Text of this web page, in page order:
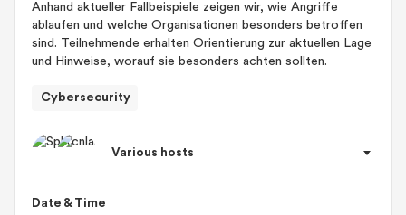
Anhand aktueller Fallbeispiele zeigen wir, wie Angriffe
ablaufen und welche Organisationen besonders betroffen
sind. Teilnehmende erhalten Orientierung zur aktuellen Lage
und Hinweise, worauf sie besonders achten sollten.
Cybersecurity
Various hosts
Date & Time